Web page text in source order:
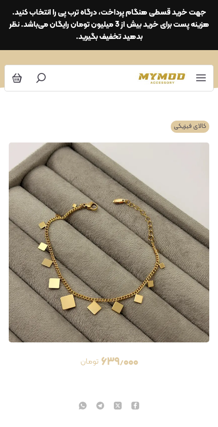
جهت خرید قسطی هنگام پرداخت، درگاه ترب پی را انتخاب کنید.
هزینه پست برای خرید بیش از 3 میلیون تومان رایگان می‌باشد. نظر
بدهید تخفیف بگیرید.
کالای فیزیکی
۶۳۹٫۰۰۰ تومان